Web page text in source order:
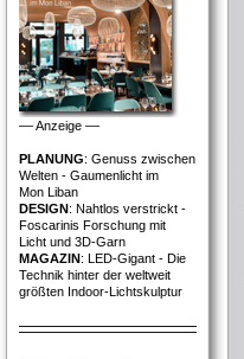
–– Anzeige ––
PLANUNG: Genuss zwischen
Welten - Gaumenlicht im
Mon Liban
DESIGN: Nahtlos verstrickt -
Foscarinis Forschung mit
Licht und 3D-Garn
MAGAZIN: LED-Gigant - Die
Technik hinter der weltweit
größten Indoor-Lichtskulptur